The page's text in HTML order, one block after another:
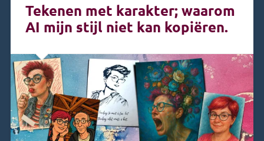
Tekenen met karakter; waarom
AI mijn stijl niet kan kopiëren.